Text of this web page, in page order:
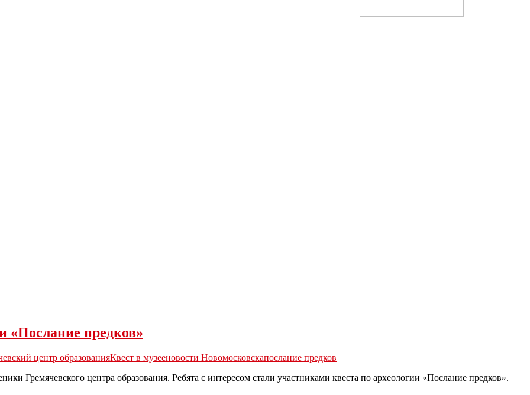
предков»
центр образованияКвест в музееновости Новомосковскапослание предков
Гремячевского центра образования. Ребята с интересом стали участниками квеста по археологии «Послание предков».